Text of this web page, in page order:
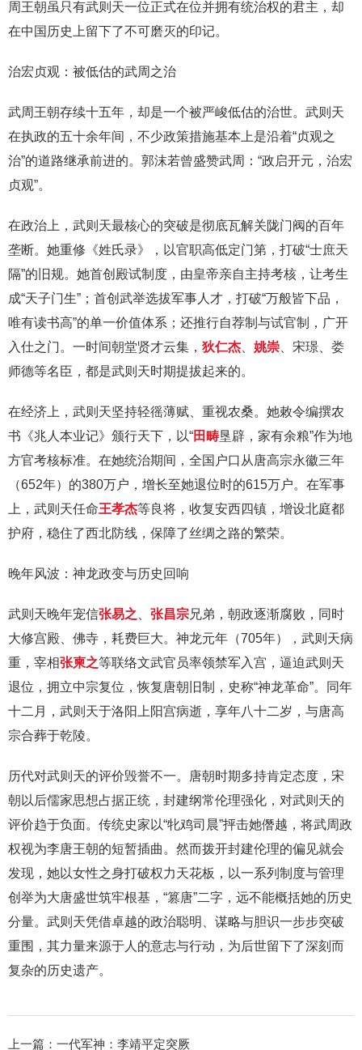
周王朝虽只有武则天一位正式在位并拥有统治权的君主，却
在中国历史上留下了不可磨灭的印记。
治宏贞观：被低估的武周之治
武周王朝存续十五年，却是一个被严峻低估的治世。武则天
在执政的五十余年间，不少政策措施基本上是沿着“贞观之
治”的道路继承前进的。郭沫若曾盛赞武周：“政启开元，治宏
贞观”。
在政治上，武则天最核心的突破是彻底瓦解关陇门阀的百年
垄断。她重修《姓氏录》，以官职高低定门第，打破“士庶天
隔”的旧规。她首创殿试制度，由皇帝亲自主持考核，让考生
成“天子门生”；首创武举选拔军事人才，打破“万般皆下品，
唯有读书高”的单一价值体系；还推行自荐制与试官制，广开
入仕之门。一时间朝堂贤才云集， 狄仁杰 姚崇 、宋璟、娄
师德等名臣，都是武则天时期提拔起来的。
在经济上，武则天坚持轻徭薄赋、重视农桑。她敕令编撰农
书《兆人本业记》颁行天下，以“田畴垦辟，家有余粮”作为地
方官考核标准。在她统治期间，全国户口从唐高宗永徽三年
（652年）的380万户，增长至她退位时的615万户。在军事
上，武则天任命王孝杰等良将，收复安西四镇，增设北庭都
护府，稳住了西北防线，保障了丝绸之路的繁荣。
晚年风波：神龙政变与历史回响
武则天晚年宠信张易之 张昌宗兄弟，朝政逐渐腐败，同时
大修宫殿、佛寺，耗费巨大。神龙元年（705年），武则天病
重，宰相张柬之等联络文武官员率领禁军入宫，逼迫武则天
退位，拥立中宗复位，恢复唐朝旧制，史称“神龙革命”。同年
十二月，武则天于洛阳上阳宫病逝，享年八十二岁，与唐高
宗合葬于乾陵。
历代对武则天的评价毁誉不一。唐朝时期多持肯定态度，宋
朝以后儒家思想占据正统，封建纲常伦理强化，对武则天的
评价趋于负面。传统史家以“牝鸡司晨”抨击她僭越，将武周政
权视为李唐王朝的短暂插曲。然而拨开封建伦理的偏见就会
发现，她以女性之身打破权力天花板，以一系列制度与管理
创举为大唐盛世筑牢根基，“篡唐”二字，远不能概括她的历史
分量。武则天凭借卓越的政治聪明、谋略与胆识一步步突破
重围，其力量来源于人的意志与行动，为后世留下了深刻而
复杂的历史遗产。
上一篇： 一代军神：李靖平定突厥